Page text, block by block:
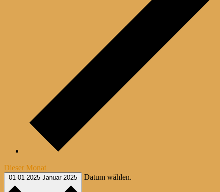
Dieser Monat
01-01-2025 Januar 2025 Datum wählen.